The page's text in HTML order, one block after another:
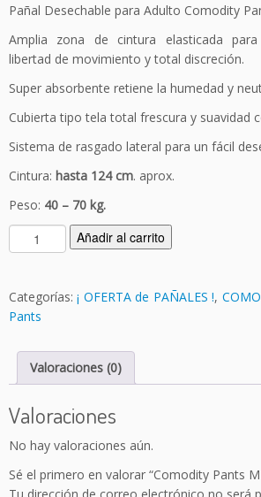
Pañal Desechable para Adulto Comodity
Amplia zona de cintura elasticada
libertad de movimiento y total discreción.
Super absorbente retiene la humedad y
Cubierta tipo tela total frescura y suavidad
Sistema de rasgado lateral para un fácil
Cintura: hasta 124 cm. aprox.
Peso: 40 – 70 kg.
C
o
o
d
P
a
n
t
Añadir al carrito
Categorías:¡ OFERTA de PAÑALES !,
Pants
Valoraciones (0)
Valoraciones
No hay valoraciones aún.
Sé el primero en valorar “Comodity Pants